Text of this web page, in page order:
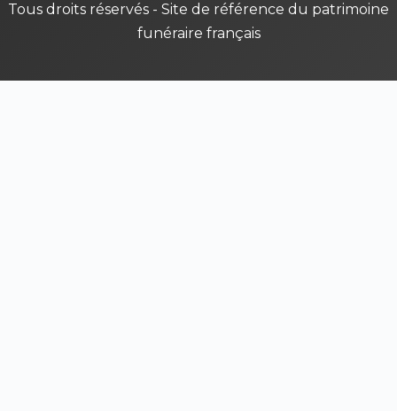
Tous droits réservés - Site de référence du patrimoine
funéraire français